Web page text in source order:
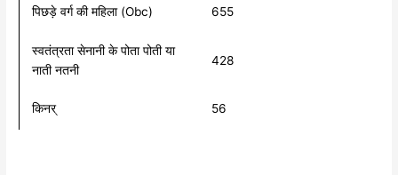
पिछड़े वर्ग की महिला (Obc) 655
स्वतंत्रता सेनानी के पोता पोती या
नाती नतनी
428
किनर् 56